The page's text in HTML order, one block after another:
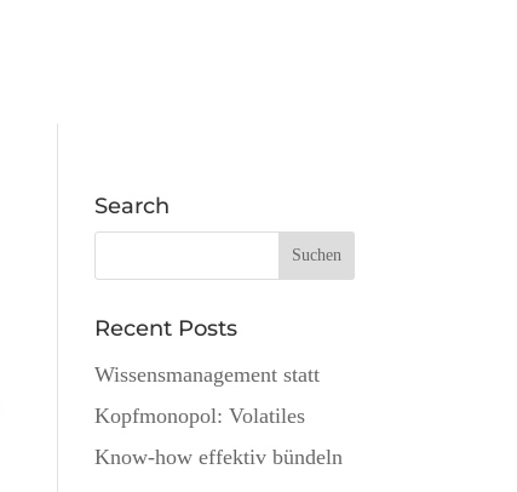
Search
Recent Posts
Wissensmanagement statt
Kopfmonopol: Volatiles
Know-how effektiv bündeln